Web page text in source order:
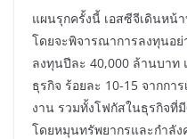
แผนรุกครั้งนี้ เอสซีจีเดินหน้
โดยจะพิจารณาการลงทุนอ
ลงทุนปีละ 40,000 ล้านบาท
ธุรกิจ ร้อยละ 10-15 จากกา
งาน รวมทั้งโฟกัสในธุรกิจที่
โดยหมุนทรัพยากรและกำลั